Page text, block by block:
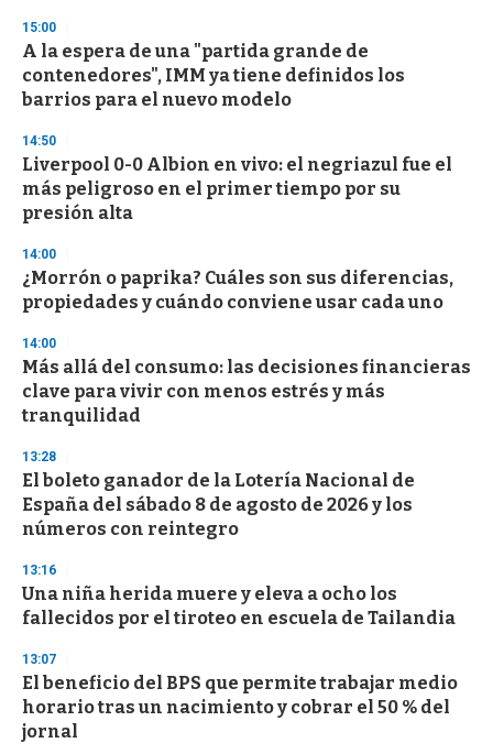
s
e
c
o
n
15:00
A la espera de una "partida grande de
contenedores", IMM ya tiene definidos los
barrios para el nuevo modelo
14:50
Liverpool 0-0 Albion en vivo: el negriazul fue el
más peligroso en el primer tiempo por su
presión alta
14:00
¿Morrón o paprika? Cuáles son sus diferencias,
propiedades y cuándo conviene usar cada uno
14:00
Más allá del consumo: las decisiones financieras
clave para vivir con menos estrés y más
tranquilidad
13:28
El boleto ganador de la Lotería Nacional de
España del sábado 8 de agosto de 2026 y los
números con reintegro
13:16
Una niña herida muere y eleva a ocho los
fallecidos por el tiroteo en escuela de Tailandia
13:07
El beneficio del BPS que permite trabajar medio
horario tras un nacimiento y cobrar el 50 % del
jornal